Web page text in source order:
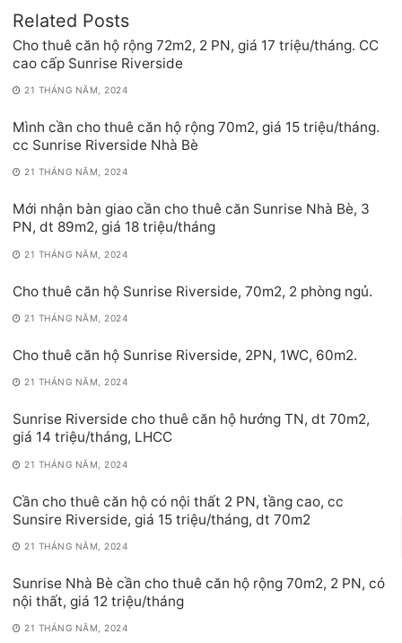
Related Posts
Cho thuê căn hộ rộng 72m2, 2 PN, giá 17 triệu/tháng. CC
cao cấp Sunrise Riverside
21 THÁNG NĂM, 2024
Mình cần cho thuê căn hộ rộng 70m2, giá 15 triệu/tháng.
cc Sunrise Riverside Nhà Bè
21 THÁNG NĂM, 2024
Mới nhận bàn giao cần cho thuê căn Sunrise Nhà Bè, 3
PN, dt 89m2, giá 18 triệu/tháng
21 THÁNG NĂM, 2024
Cho thuê căn hộ Sunrise Riverside, 70m2, 2 phòng ngủ.
21 THÁNG NĂM, 2024
Cho thuê căn hộ Sunrise Riverside, 2PN, 1WC, 60m2.
21 THÁNG NĂM, 2024
Sunrise Riverside cho thuê căn hộ hướng TN, dt 70m2,
giá 14 triệu/tháng, LHCC
21 THÁNG NĂM, 2024
Cần cho thuê căn hộ có nội thất 2 PN, tầng cao, cc
Sunsire Riverside, giá 15 triệu/tháng, dt 70m2
21 THÁNG NĂM, 2024
Sunrise Nhà Bè cần cho thuê căn hộ rộng 70m2, 2 PN, có
nội thất, giá 12 triệu/tháng
21 THÁNG NĂM, 2024